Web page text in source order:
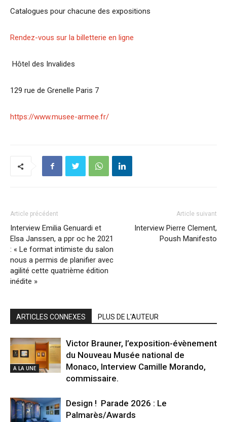
Catalogues pour chacune des expositions
Rendez-vous sur la billetterie en ligne
Hôtel des Invalides
129 rue de Grenelle Paris 7
https://www.musee-armee.fr/
Article précédent
Interview Emilia Genuardi et
Elsa Janssen, a ppr oc he 2021
: « Le format intimiste du salon
nous a permis de planifier avec
agilité cette quatrième édition
inédite »
Article suivant
Interview Pierre Clement,
Poush Manifesto
ARTICLES CONNEXES PLUS DE L'AUTEUR
A LA UNE
Victor Brauner, l’exposition-évènement
du Nouveau Musée national de
Monaco, Interview Camille Morando,
commissaire.
Design ! Parade 2026 : Le
Palmarès/Awards